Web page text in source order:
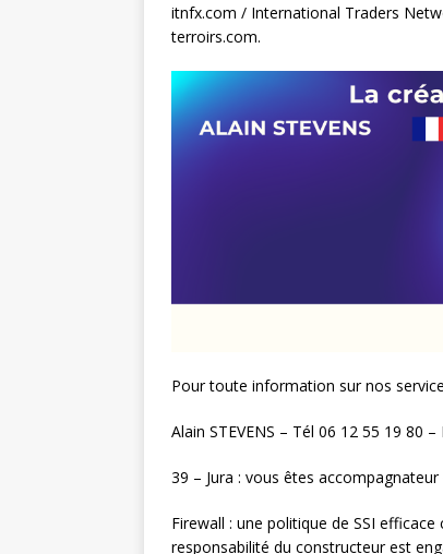
itnfx.com / International Traders
terroirs.com.
Pour toute information sur nos
Alain STEVENS – Tél 06 12 55 19 80
39 – Jura : vous êtes
Firewall : une politique de SSI
responsabilité du constructeur est